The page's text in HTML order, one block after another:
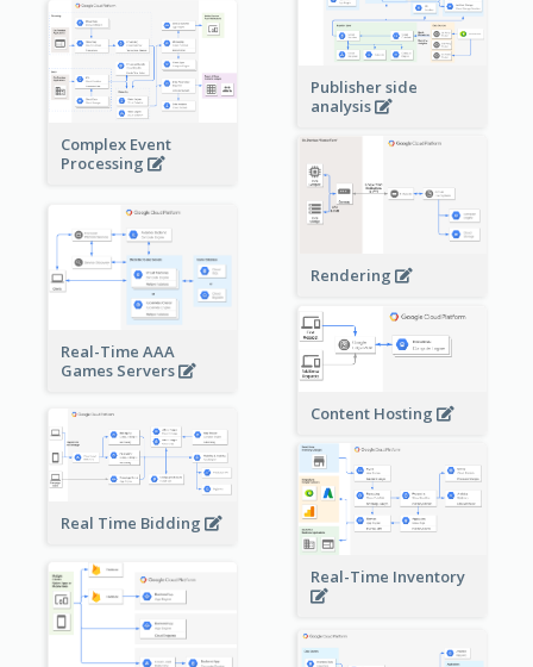
Publisher side
analysis
Complex Event
Processing
Rendering
Real-Time AAA
Games Servers
Content Hosting
Real Time Bidding
Real-Time Inventory